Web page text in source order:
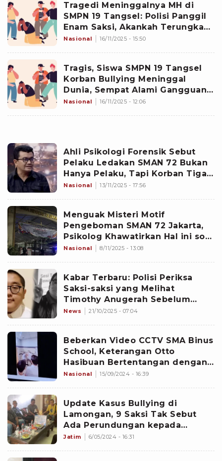
Tragedi Meninggalnya MH di
SMPN 19 Tangsel: Polisi Panggil
Enam Saksi, Akankah Terungkap
Dalang Bullying Maut Ini?
Nasional 16/11/2025 - 15:50
Tragis, Siswa SMPN 19 Tangsel
Korban Bullying Meninggal
Dunia, Sempat Alami Gangguan
Syaraf
Nasional 16/11/2025 - 12:06
Ahli Psikologi Forensik Sebut
Pelaku Ledakan SMAN 72 Bukan
Hanya Pelaku, Tapi Korban Tiga
Lapis Kekerasan
Nasional 13/11/2025 - 17:56
Menguak Misteri Motif
Pengeboman SMAN 72 Jakarta,
Psikolog Khawatirkan Hal ini soal
Terduga Pelaku Disebut Korban
Nasional 8/11/2025 - 13:08
Kabar Terbaru: Polisi Periksa
Saksi-saksi yang Melihat
Timothy Anugerah Sebelum
Tewas, Korban Berada di Lantai...
News 21/10/2025 - 07:04
Beberkan Video CCTV SMA Binus
School, Keterangan Otto
Hasibuan Bertentangan dengan
Pengakuan Korban Bullying,
Nasional 15/09/2024 - 16:39
Update Kasus Bullying di
Lamongan, 9 Saksi Tak Sebut
Ada Perundungan kepada
Korban
Jatim 6/05/2024 - 16:31